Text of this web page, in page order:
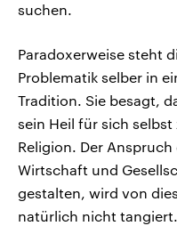
suchen.
Paradoxerweise steht
Problematik selber in
Tradition. Sie besagt,
sein Heil für sich
Religion. Der
Wirtschaft und
gestalten, wird von
natürlich nicht tangiert.